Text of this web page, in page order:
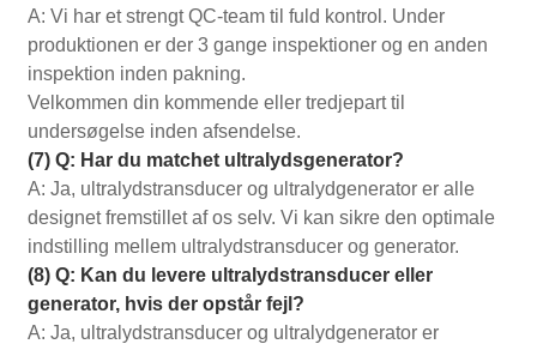
A: Vi har et strengt QC-team til fuld kontrol. Under
produktionen er der 3 gange inspektioner og en anden
inspektion inden pakning.
Velkommen din kommende eller tredjepart til
undersøgelse inden afsendelse.
(7) Q: Har du matchet ultralydsgenerator?
A: Ja, ultralydstransducer og ultralydgenerator er alle
designet fremstillet af os selv. Vi kan sikre den optimale
indstilling mellem ultralydstransducer og generator.
(8) Q: Kan du levere ultralydstransducer eller
generator, hvis der opstår fejl?
A: Ja, ultralydstransducer og ultralydgenerator er